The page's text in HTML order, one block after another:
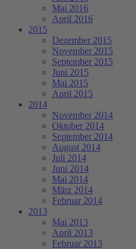
Mai 2016
April 2016
2015
Dezember 2015
November 2015
September 2015
Juni 2015
Mai 2015
April 2015
2014
November 2014
Oktober 2014
September 2014
August 2014
Juli 2014
Juni 2014
Mai 2014
März 2014
Februar 2014
2013
Mai 2013
April 2013
Februar 2013